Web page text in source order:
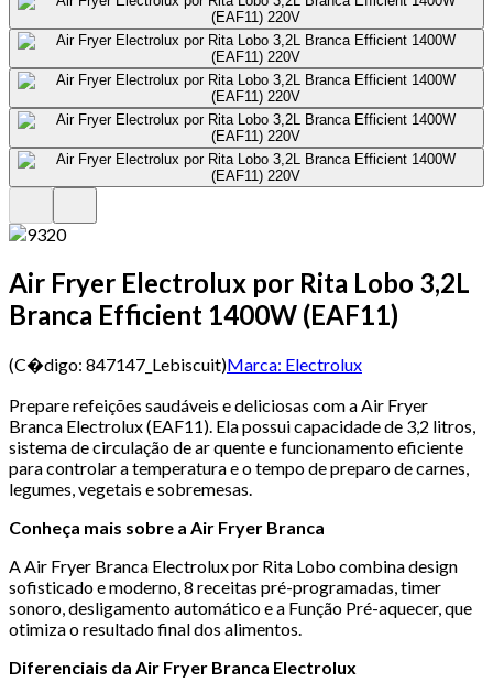
Air Fryer Electrolux por Rita Lobo 3,2L
Branca Efficient 1400W (EAF11)
(C�digo: 847147_Lebiscuit)Marca: Electrolux
Prepare refeições saudáveis e deliciosas com a Air Fryer
Branca Electrolux (EAF11). Ela possui capacidade de 3,2 litros,
sistema de circulação de ar quente e funcionamento eficiente
para controlar a temperatura e o tempo de preparo de carnes,
legumes, vegetais e sobremesas.
Conheça mais sobre a Air Fryer Branca
A Air Fryer Branca Electrolux por Rita Lobo combina design
sofisticado e moderno, 8 receitas pré-programadas, timer
sonoro, desligamento automático e a Função Pré-aquecer, que
otimiza o resultado final dos alimentos.
Diferenciais da Air Fryer Branca Electrolux